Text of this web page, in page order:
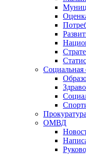
Социальная
Прокуратура
ОМВД